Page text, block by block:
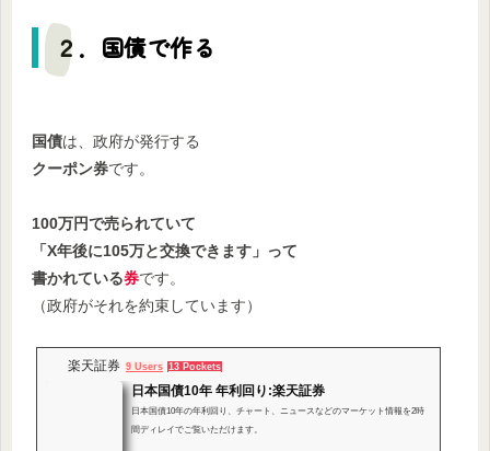
２．国債で作る
国債は、政府が発行する
クーポン券です。
100万円で売られていて
「X年後に105万と交換できます」って
書かれている券です。
（政府がそれを約束しています）
楽天証券 9 Users 13 Pockets
日本国債10年 年利回り:楽天証券
日本国債10年の年利回り、チャート、ニュースなどのマーケット情報を2時
間ディレイでご覧いただけます。